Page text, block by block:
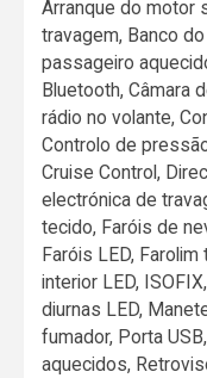
Arranque do motor
travagem, Banco
passageiro
Bluetooth, Câmara
rádio no volante,
Controlo de
Cruise Control,
electrónica de
tecido, Faróis de
Faróis LED, Farolim
interior LED,
diurnas LED,
fumador, Porta
aquecidos,